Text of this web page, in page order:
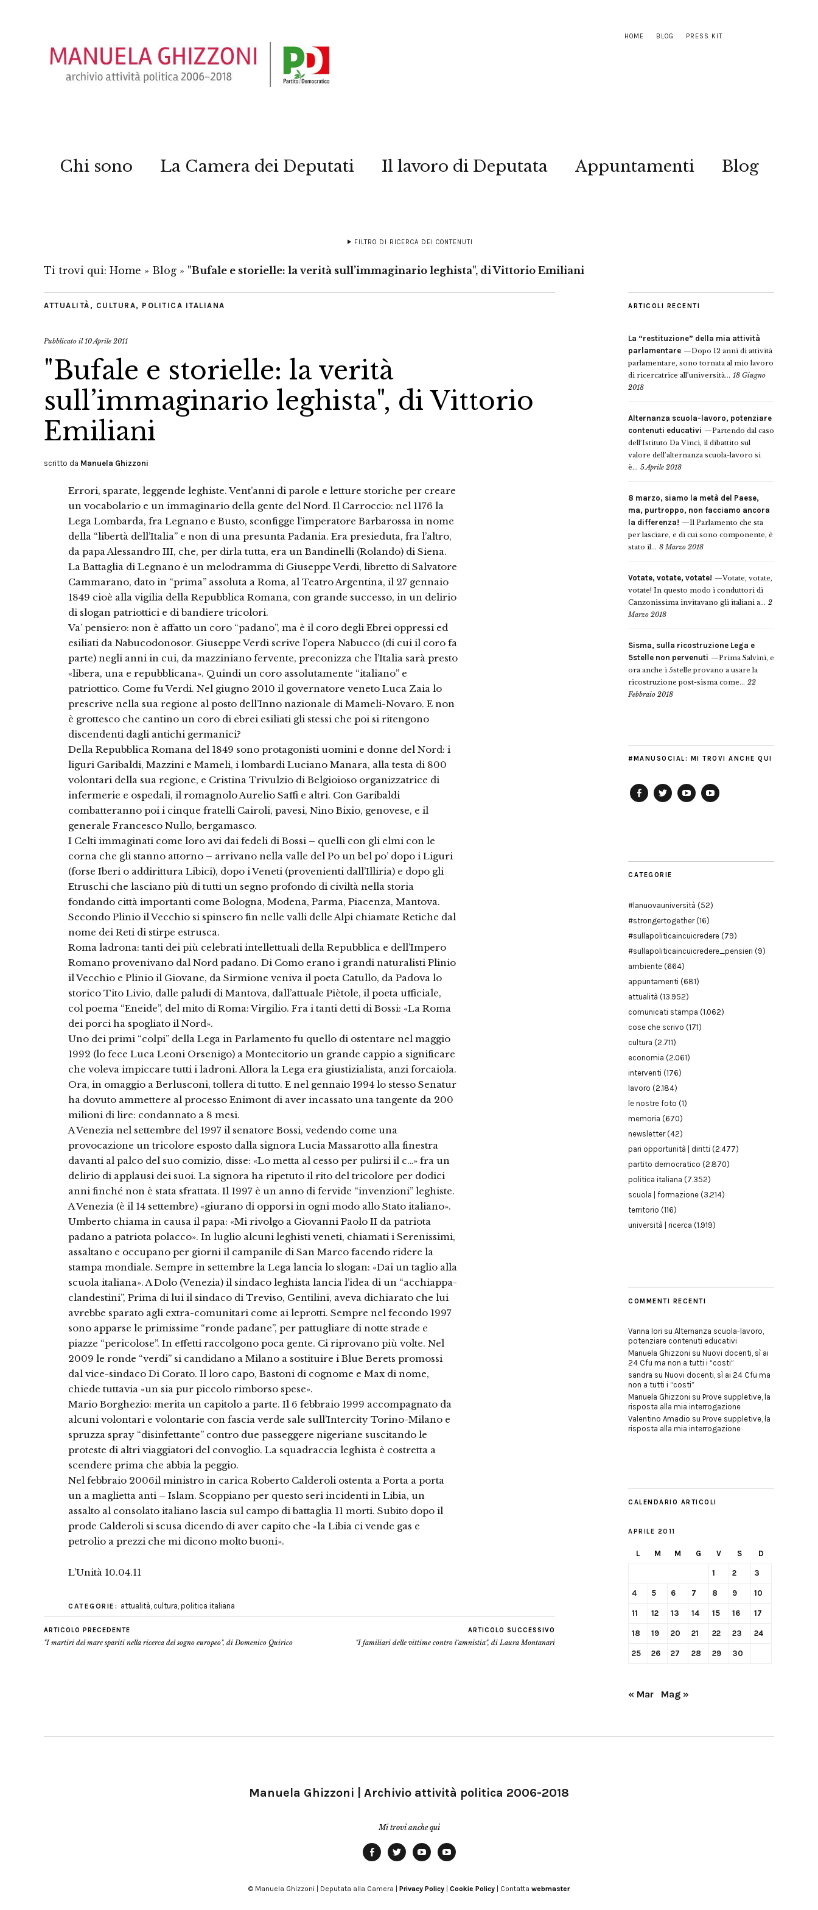
HOME BLOG PRESS KIT
Chi sono La Camera dei Deputati Il lavoro di Deputata Appuntamenti Blog
FILTRO DI RICERCA DEI CONTENUTI
Ti trovi qui: Home » Blog » "Bufale e storielle: la verità sull’immaginario leghista", di Vittorio Emiliani
ATTUALITÀ , CULTURA, POLITICA ITALIANA
Pubblicato il10 Aprile 2011
"Bufale e storielle: la verità
sull’immaginario leghista", di Vittorio
Emiliani
scritto da Manuela Ghizzoni
Errori, sparate, leggende leghiste. Vent’anni di parole e letture storiche per creare
un vocabolario e un immaginario della gente del Nord. Il Carroccio: nel 1176 la
Lega Lombarda, fra Legnano e Busto, sconfigge l’imperatore Barbarossa in nome
della “libertà dell’Italia” e non di una presunta Padania. Era presieduta, fra l’altro,
da papa Alessandro III, che, per dirla tutta, era un Bandinelli (Rolando) di Siena.
La Battaglia di Legnano è un melodramma di Giuseppe Verdi, libretto di Salvatore
Cammarano, dato in “prima” assoluta a Roma, al Teatro Argentina, il 27 gennaio
1849 cioè alla vigilia della Repubblica Romana, con grande successo, in un delirio
di slogan patriottici e di bandiere tricolori.
Va’ pensiero: non è affatto un coro “padano”, ma è il coro degli Ebrei oppressi ed
esiliati da Nabucodonosor. Giuseppe Verdi scrive l’opera Nabucco (di cui il coro fa
parte) negli anni in cui, da mazziniano fervente, preconizza che l’Italia sarà presto
«libera, una e repubblicana». Quindi un coro assolutamente “italiano” e
patriottico. Come fu Verdi. Nel giugno 2010 il governatore veneto Luca Zaia lo
prescrive nella sua regione al posto dell’Inno nazionale di Mameli-Novaro. E non
è grottesco che cantino un coro di ebrei esiliati gli stessi che poi si ritengono
discendenti dagli antichi germanici?
Della Repubblica Romana del 1849 sono protagonisti uomini e donne del Nord: i
liguri Garibaldi, Mazzini e Mameli, i lombardi Luciano Manara, alla testa di 800
volontari della sua regione, e Cristina Trivulzio di Belgioioso organizzatrice di
infermerie e ospedali, il romagnolo Aurelio Saffi e altri. Con Garibaldi
combatteranno poi i cinque fratelli Cairoli, pavesi, Nino Bixio, genovese, e il
generale Francesco Nullo, bergamasco.
I Celti immaginati come loro avi dai fedeli di Bossi – quelli con gli elmi con le
corna che gli stanno attorno – arrivano nella valle del Po un bel po’ dopo i Liguri
(forse Iberi o addirittura Libici), dopo i Veneti (provenienti dall’Illiria) e dopo gli
Etruschi che lasciano più di tutti un segno profondo di civiltà nella storia
fondando città importanti come Bologna, Modena, Parma, Piacenza, Mantova.
Secondo Plinio il Vecchio si spinsero fin nelle valli delle Alpi chiamate Retiche dal
nome dei Reti di stirpe estrusca.
Roma ladrona: tanti dei più celebrati intellettuali della Repubblica e dell’Impero
Romano provenivano dal Nord padano. Di Como erano i grandi naturalisti Plinio
il Vecchio e Plinio il Giovane, da Sirmione veniva il poeta Catullo, da Padova lo
storico Tito Livio, dalle paludi di Mantova, dall’attuale Piètole, il poeta ufficiale,
col poema “Eneide”, del mito di Roma: Virgilio. Fra i tanti detti di Bossi: «La Roma
dei porci ha spogliato il Nord».
Uno dei primi “colpi” della Lega in Parlamento fu quello di ostentare nel maggio
1992 (lo fece Luca Leoni Orsenigo) a Montecitorio un grande cappio a significare
che voleva impiccare tutti i ladroni. Allora la Lega era giustizialista, anzi forcaiola.
Ora, in omaggio a Berlusconi, tollera di tutto. E nel gennaio 1994 lo stesso Senatur
ha dovuto ammettere al processo Enimont di aver incassato una tangente da 200
milioni di lire: condannato a 8 mesi.
A Venezia nel settembre del 1997 il senatore Bossi, vedendo come una
provocazione un tricolore esposto dalla signora Lucia Massarotto alla finestra
davanti al palco del suo comizio, disse: «Lo metta al cesso per pulirsi il c…» fra un
delirio di applausi dei suoi. La signora ha ripetuto il rito del tricolore per dodici
anni finché non è stata sfrattata. Il 1997 è un anno di fervide “invenzioni” leghiste.
A Venezia (è il 14 settembre) «giurano di opporsi in ogni modo allo Stato italiano».
Umberto chiama in causa il papa: «Mi rivolgo a Giovanni Paolo II da patriota
padano a patriota polacco». In luglio alcuni leghisti veneti, chiamati i Serenissimi,
assaltano e occupano per giorni il campanile di San Marco facendo ridere la
stampa mondiale. Sempre in settembre la Lega lancia lo slogan: «Dai un taglio alla
scuola italiana». A Dolo (Venezia) il sindaco leghista lancia l’idea di un “acchiappa-
clandestini”, Prima di lui il sindaco di Treviso, Gentilini, aveva dichiarato che lui
avrebbe sparato agli extra-comunitari come ai leprotti. Sempre nel fecondo 1997
sono apparse le primissime “ronde padane”, per pattugliare di notte strade e
piazze “pericolose”. In effetti raccolgono poca gente. Ci riprovano più volte. Nel
2009 le ronde “verdi” si candidano a Milano a sostituire i Blue Berets promossi
dal vice-sindaco Di Corato. Il loro capo, Bastoni di cognome e Max di nome,
chiede tuttavia «un sia pur piccolo rimborso spese».
Mario Borghezio: merita un capitolo a parte. Il 6 febbraio 1999 accompagnato da
alcuni volontari e volontarie con fascia verde sale sull’Intercity Torino-Milano e
spruzza spray “disinfettante” contro due passeggere nigeriane suscitando le
proteste di altri viaggiatori del convoglio. La squadraccia leghista è costretta a
scendere prima che abbia la peggio.
Nel febbraio 2006il ministro in carica Roberto Calderoli ostenta a Porta a porta
un a maglietta anti – Islam. Scoppiano per questo seri incidenti in Libia, un
assalto al consolato italiano lascia sul campo di battaglia 11 morti. Subito dopo il
prode Calderoli si scusa dicendo di aver capito che «la Libia ci vende gas e
petrolio a prezzi che mi dicono molto buoni».
L’Unità 10.04.11
CATEGORIE: attualità, cultura, politica italiana
ARTICOLO PRECEDENTE
"I martiri del mare spariti nella ricerca del sogno europeo", di Domenico Quirico
ARTICOLO SUCCESSIVO
"I familiari delle vittime contro l´amnistia", di Laura Montanari
ARTICOLI RECENTI
La “restituzione” della mia attività
parlamentare
Dopo 12 anni di attività
parlamentare, sono tornata al mio lavoro
di ricercatrice all’università... 18 Giugno
2018
Alternanza scuola-lavoro, potenziare
contenuti educativi
Partendo dal caso
dell’Istituto Da Vinci, il dibattito sul
valore dell’alternanza scuola-lavoro si
è... 5 Aprile 2018
8 marzo, siamo la metà del Paese,
ma, purtroppo, non facciamo ancora
la differenza!
Il Parlamento che sta
per lasciare, e di cui sono componente, è
stato il... 8 Marzo 2018
Votate, votate, votate!
Votate, votate,
votate! In questo modo i conduttori di
Canzonissima invitavano gli italiani a... 2
Marzo 2018
Sisma, sulla ricostruzione Lega e
5stelle non pervenuti
Prima Salvini, e
ora anche i 5stelle provano a usare la
ricostruzione post-sisma come... 22
Febbraio 2018
#MANUSOCIAL: MI TROVI ANCHE QUI
CATEGORIE
#lanuovauniversità (52)
#strongertogether(16)
#sullapoliticaincuicredere (79)
#sullapoliticaincuicredere_pensieri (9)
ambiente (664)
appuntamenti (681)
attualità (13.952)
comunicati stampa (1.062)
cose che scrivo (171)
cultura (2.711)
economia (2.061)
interventi (176)
lavoro (2.184)
le nostre foto (1)
memoria (670)
newsletter(42)
pari opportunità | diritti (2.477)
partito democratico (2.870)
politica italiana (7.352)
scuola | formazione (3.214)
territorio (116)
università | ricerca (1.919)
COMMENTI RECENTI
Vanna Iori su Alternanza scuola-lavoro,
potenziare contenuti educativi
Manuela Ghizzoni su Nuovi docenti, sì ai
24 Cfu ma non a tutti i “costi”
sandra su Nuovi docenti, sì ai 24 Cfu ma
non a tutti i “costi”
Manuela Ghizzoni su Prove suppletive, la
risposta alla mia interrogazione
Valentino Amadio su Prove suppletive, la
risposta alla mia interrogazione
CALENDARIO ARTICOLI
APRILE 2011
L M M G V S D
1 2 3
4 5 6 7 8 9 10
11 12 13 14 15 16 17
18 19 20 21 22 23 24
25 26 27 28 29 30
« Mar Mag »
Manuela Ghizzoni | Archivio attività politica 2006-2018
Mi trovi anche qui
Modena
© Manuela Ghizzoni | Deputata alla Camera | Privacy Policy Cookie Policy | Contatta webmaster